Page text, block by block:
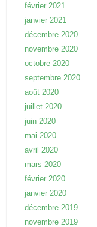
février 2021
janvier 2021
décembre 2020
novembre 2020
octobre 2020
septembre 2020
août 2020
juillet 2020
juin 2020
mai 2020
avril 2020
mars 2020
février 2020
janvier 2020
décembre 2019
novembre 2019